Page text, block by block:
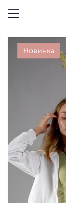
Новинка